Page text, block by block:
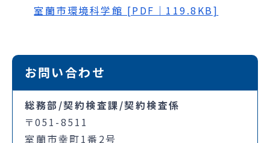
室蘭市環境科学館 [PDF｜119.8KB]
お問い合わせ
総務部/契約検査課/契約検査係
〒051-8511
室蘭市幸町1番2号